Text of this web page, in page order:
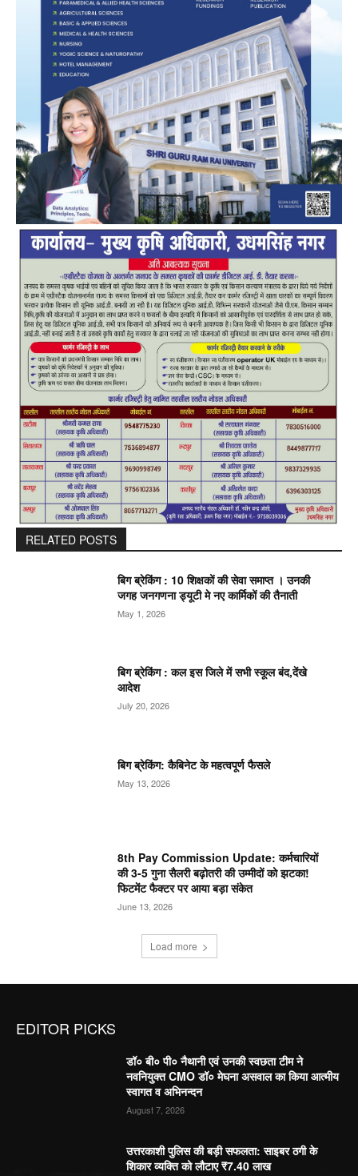
RELATED POSTS
बिग ब्रेकिंग : 10 शिक्षकों की सेवा समाप्त । उनकी
जगह जनगणना ड्यूटी मे नए कार्मिकों की तैनाती
May 1, 2026
बिग ब्रेकिंग : कल इस जिले में सभी स्कूल बंद,देंखे
आदेश
July 20, 2026
बिग ब्रेकिंग: कैबिनेट के महत्वपूर्ण फैसले
May 13, 2026
8th Pay Commission Update: कर्मचारियों
की 3-5 गुना सैलरी बढ़ोतरी की उम्मीदों को झटका!
फिटमेंट फैक्टर पर आया बड़ा संकेत
June 13, 2026
Load more
EDITOR PICKS
डॉ० बी० पी० नैथानी एवं उनकी स्वछता टीम ने
नवनियुक्त CMO डॉ० मेघना असवाल का किया आत्मीय
स्वागत व अभिनन्दन
August 7, 2026
उत्तरकाशी पुलिस की बड़ी सफलता: साइबर ठगी के
शिकार व्यक्ति को लौटाए ₹7.40 लाख